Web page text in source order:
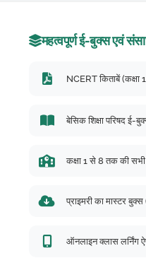
महत्वपूर्ण ई-बुक्स एवं
NCERT किताबें
बेसिक शिक्षा परिषद ई-
कक्षा 1 से 8 तक की सभी
प्राइमरी का मास्टर
ऑनलाइन क्लास लर्निंग